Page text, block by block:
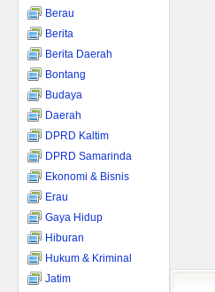
Berau
Berita
Berita Daerah
Bontang
Budaya
Daerah
DPRD Kaltim
DPRD Samarinda
Ekonomi & Bisnis
Erau
Gaya Hidup
Hiburan
Hukum & Kriminal
Jatim